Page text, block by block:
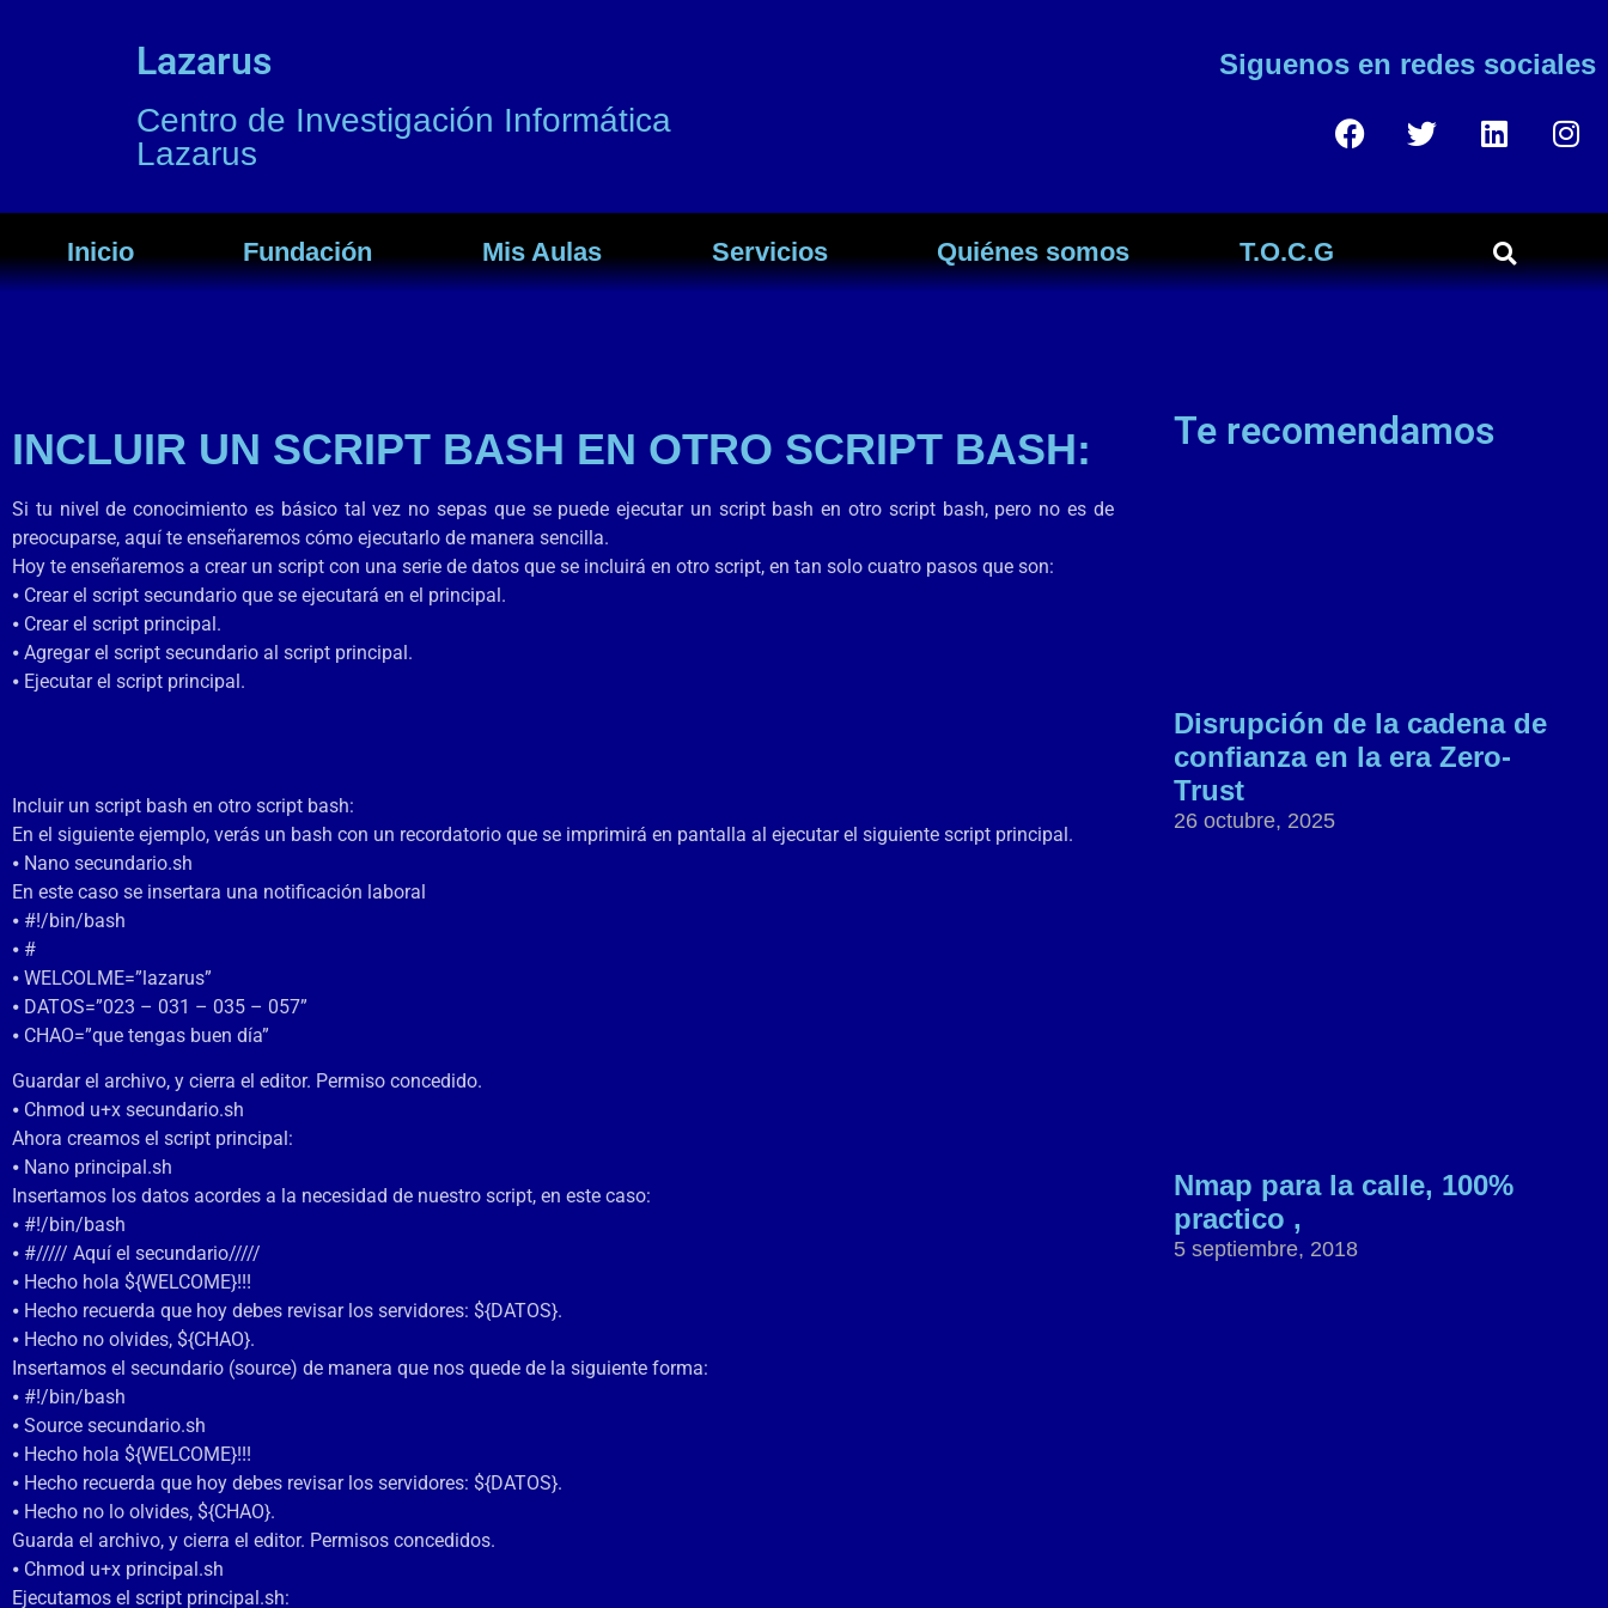
Lazarus
Centro de Investigación Informática
Lazarus
Siguenos en redes sociales
Inicio Fundación Mis Aulas Servicios Quiénes somos T.O.C.G
INCLUIR UN SCRIPT BASH EN OTRO SCRIPT BASH:
Si tu nivel de conocimiento es básico tal vez no sepas que se puede ejecutar un script bash en otro script bash, pero no es de
preocuparse, aquí te enseñaremos cómo ejecutarlo de manera sencilla.
Hoy te enseñaremos a crear un script con una serie de datos que se incluirá en otro script, en tan solo cuatro pasos que son:
⦁ Crear el script secundario que se ejecutará en el principal.
⦁ Crear el script principal.
⦁ Agregar el script secundario al script principal.
⦁ Ejecutar el script principal.
Incluir un script bash en otro script bash:
En el siguiente ejemplo, verás un bash con un recordatorio que se imprimirá en pantalla al ejecutar el siguiente script principal.
⦁ Nano secundario.sh
En este caso se insertara una notificación laboral
⦁ #!/bin/bash
⦁ #
⦁ WELCOLME=”lazarus”
⦁ DATOS=”023 – 031 – 035 – 057”
⦁ CHAO=”que tengas buen día”
Guardar el archivo, y cierra el editor. Permiso concedido.
⦁ Chmod u+x secundario.sh
Ahora creamos el script principal:
⦁ Nano principal.sh
Insertamos los datos acordes a la necesidad de nuestro script, en este caso:
⦁ #!/bin/bash
⦁ #///// Aquí el secundario/////
⦁ Hecho hola ${WELCOME}!!!
⦁ Hecho recuerda que hoy debes revisar los servidores: ${DATOS}.
⦁ Hecho no olvides, ${CHAO}.
Insertamos el secundario (source) de manera que nos quede de la siguiente forma:
⦁ #!/bin/bash
⦁ Source secundario.sh
⦁ Hecho hola ${WELCOME}!!!
⦁ Hecho recuerda que hoy debes revisar los servidores: ${DATOS}.
⦁ Hecho no lo olvides, ${CHAO}.
Guarda el archivo, y cierra el editor. Permisos concedidos.
⦁ Chmod u+x principal.sh
Ejecutamos el script principal.sh:
Te recomendamos
Disrupción de la cadena de
confianza en la era Zero-
Trust
26 octubre, 2025
Nmap para la calle, 100%
practico ,
5 septiembre, 2018